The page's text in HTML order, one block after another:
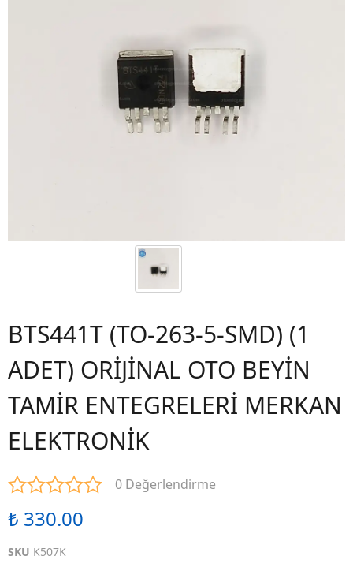
BTS441T (TO-263-5-SMD) (1
ADET) ORİJİNAL OTO BEYİN
TAMİR ENTEGRELERİ MERKAN
ELEKTRONİK
0 Değerlendirme
₺ 330.00
SKU K507K